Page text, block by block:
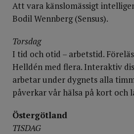
Att vara känslomässigt
Bodil Wennberg (Sensus).
Torsdag
I tid och otid – arbetstid.
Helldén med flera. Interaktiv
arbetar under dygnets alla
påverkar vår hälsa på kort och
Östergötland
TISDAG